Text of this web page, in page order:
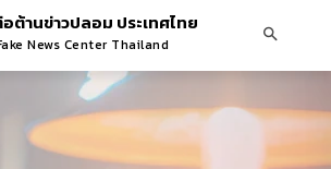
ต้านข่าวปลอม ประเทศไทย
News Center Thailand